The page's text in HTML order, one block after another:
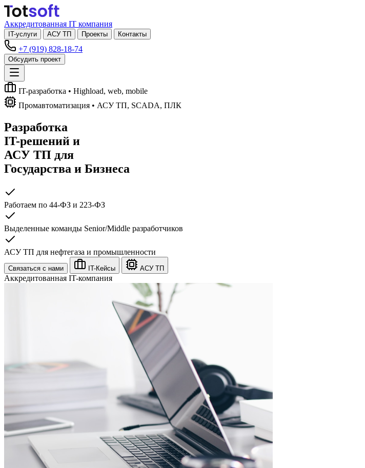
Аккредитованная IT компания
IT-услуги АСУ ТП Проекты Контакты
+7 (919) 828-18-74
Обсудить проект
IT-разработка • Highload, web, mobile
Промавтоматизация • АСУ ТП, SCADA, ПЛК
Разработка
IT-решений и
АСУ ТП для
Государства и Бизнеса
Работаем по 44-ФЗ и 223-ФЗ
Выделенные команды Senior/Middle разработчиков
АСУ ТП для нефтегаза и промышленности
Связаться с нами IT-Кейсы АСУ ТП
Аккредитованная IT-компания